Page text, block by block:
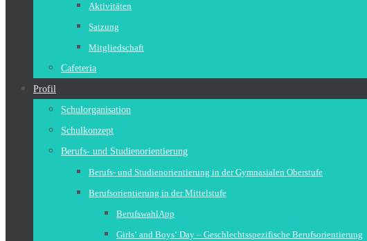
Aktivitäten
Satzung
Mitgliedschaft
Cafeteria
Profil
Schulorganisation
Schulkonzept
Berufs- und Studienorientierung
Berufs- und Studienorientierung in der Gymnasialen Oberstufe
Berufsorientierung in der Mittelstufe
BerufswahlApp
Girls‘ and Boys‘ Day – Geschlechtsspezifische Berufsorientierung